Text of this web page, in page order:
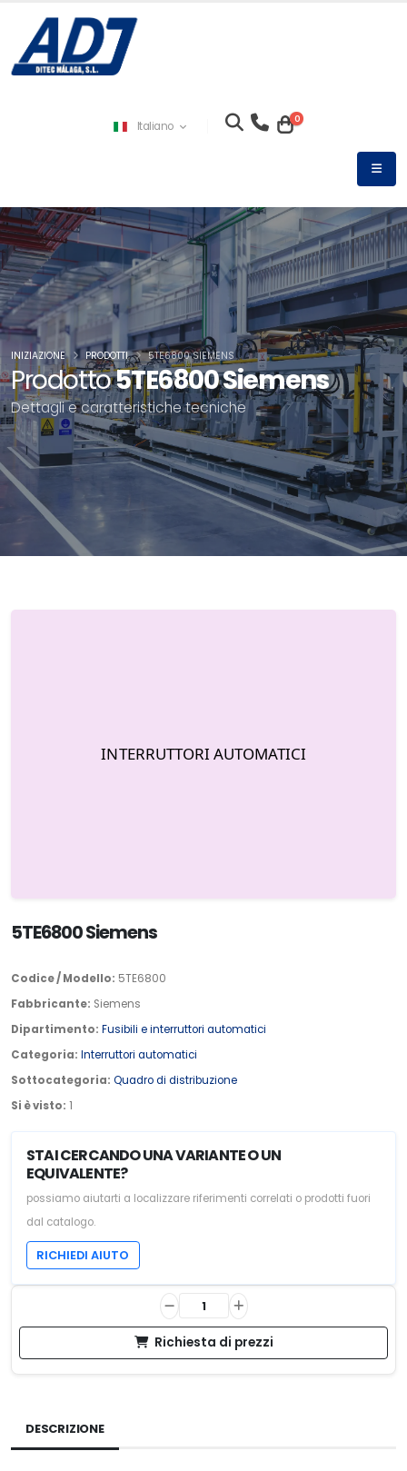
Italiano 0
Prodotto5TE6800 Siemens
Dettagli e caratteristiche tecniche
INIZIAZIONE PRODOTTI 5TE6800 SIEMENS
5TE6800 Siemens
Codice / Modello: 5TE6800
Fabbricante: Siemens
Dipartimento: Fusibili e interruttori automatici
Categoria: Interruttori automatici
Sottocategoria: Quadro di distribuzione
Si è visto: 1
STAI CERCANDO UNA VARIANTE O UN
EQUIVALENTE?
possiamo aiutarti a localizzare riferimenti correlati o prodotti fuori
dal catalogo.
RICHIEDI AIUTO
Richiesta di prezzi
DESCRIZIONE